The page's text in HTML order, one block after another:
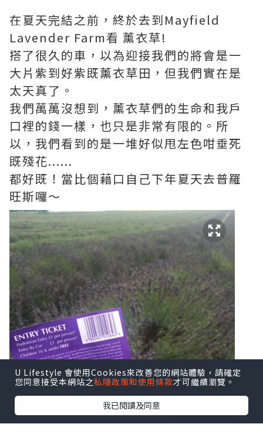
在夏天完結之前，終於去到Mayfield
Lavender Farm看 薰衣草!
搭了很久的車，以為迎接我們的將會是一
大片紫到好紫既薰衣草田，但我們實在是
太天真了。
我們萬萬沒想到，薰衣草們的生命和我戶
口裡的錢一樣，也只是非常有限的。所
以，我們看到的是一堆好似甩左色咁垂死
既殘花......
都好既！當比個藉口自己下年夏天去普羅
旺斯囉～
U Lifestyle 會使用Cookies來改善您的網站體驗，請確定
您同意接受本網站之私隱政策和使用條款才可繼續瀏覽。
我已閱讀及同意